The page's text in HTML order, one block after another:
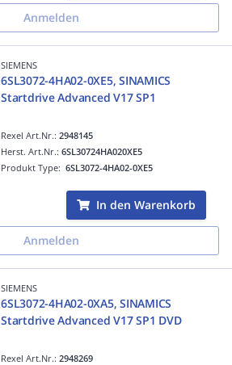
Anmelden
SIEMENS
6SL3072-4HA02-0XE5, SINAMICS
Startdrive Advanced V17 SP1
Rexel Art.Nr.: 2948145
Produkt Type: 6SL3072-4HA02-0XE5
Herst. Art.Nr.: 6SL30724HA020XE5
In den Warenkorb
Anmelden
SIEMENS
6SL3072-4HA02-0XA5, SINAMICS
Startdrive Advanced V17 SP1 DVD
Rexel Art.Nr.: 2948269